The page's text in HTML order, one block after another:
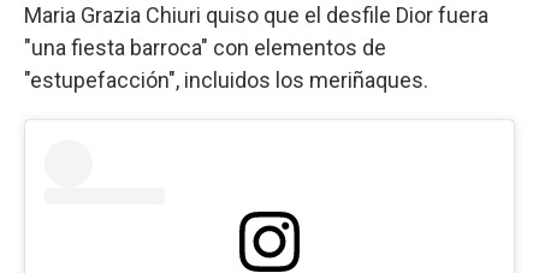
Maria Grazia Chiuri quiso que el desfile Dior fuera
"una fiesta barroca" con elementos de
"estupefacción", incluidos los meriñaques.